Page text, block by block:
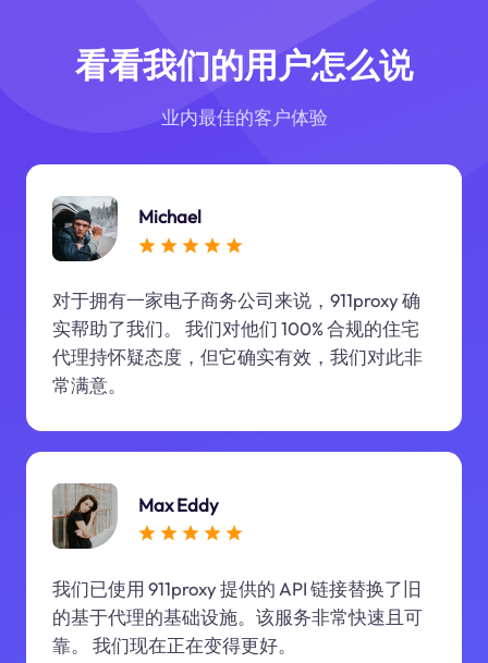
看看我们的用户怎么说
业内最佳的客户体验
Michael
对于拥有一家电子商务公司来说，911proxy 确
实帮助了我们。 我们对他们 100% 合规的住宅
代理持怀疑态度，但它确实有效，我们对此非
常满意。
Max Eddy
我们已使用 911proxy 提供的 API 链接替换了旧
的基于代理的基础设施。该服务非常快速且可
靠。 我们现在正在变得更好。